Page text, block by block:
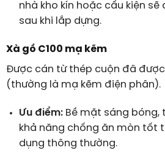
nhà kho kín hoặc cấu kiện
sau khi lắp dựng.
Xà gồ C100 mạ kẽm
Được cán từ thép cuộn đã
(thường là mạ kẽm điện phân).
Ưu điểm:Bề mặt sáng bóng,
khả năng chống ăn mòn tốt
dụng thông thường.